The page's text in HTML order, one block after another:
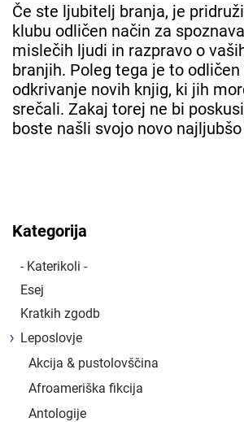
Če ste ljubitelj branja, je
klubu odličen način za
mislečih ljudi in razpravo o
branjih. Poleg tega je to odličen
odkrivanje novih knjig, ki jih
srečali. Zakaj torej ne bi
boste našli svojo novo
Kategorija
- Katerikoli -
Esej
Kratkih zgodb
Leposlovje
Akcija & pustolovščina
Afroameriška fikcija
Antologije